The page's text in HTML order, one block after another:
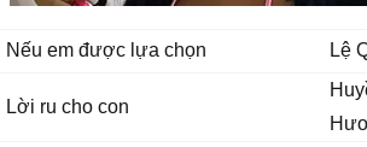
Nếu em được lựa chọn Lệ
Lời ru cho con